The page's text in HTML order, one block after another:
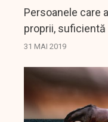
Persoanele care
proprii, suficientă
select al
31 MAI 2019